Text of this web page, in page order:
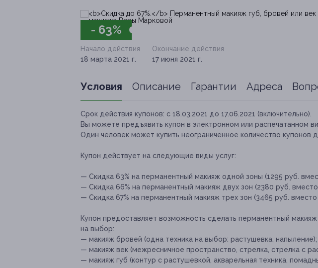
- 63%
Начало действия
18 марта 2021 г.
Окончание действия
17 июня 2021 г.
Условия Описание Гарантии Адреса
Срок действия купонов: с 18.03.2021 до 17.06.2021 (включительно).
Вы можете предъявить купон в электронном или распечатанном
Один человек может купить неограниченное количество купонов
Купон действует на следующие виды услуг:
— Скидка 63% на перманентный макияж одной зоны (1295 руб.
— Скидка 66% на перманентный макияж двух зон (2380 руб.
— Скидка 67% на перманентный макияж трех зон (3465 руб.
Купон предоставляет возможность сделать перманентный
на выбор:
— макияж бровей (одна техника на выбор: растушевка, напыление);
— макияж век (межресничное пространство, стрелка, стрелка с
— макияж губ (контур с растушевкой, акварельная техника,